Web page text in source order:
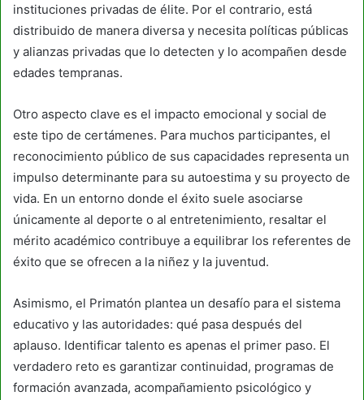
instituciones privadas de élite. Por el contrario, está
distribuido de manera diversa y necesita políticas públicas
y alianzas privadas que lo detecten y lo acompañen desde
edades tempranas.
Otro aspecto clave es el impacto emocional y social de
este tipo de certámenes. Para muchos participantes, el
reconocimiento público de sus capacidades representa un
impulso determinante para su autoestima y su proyecto de
vida. En un entorno donde el éxito suele asociarse
únicamente al deporte o al entretenimiento, resaltar el
mérito académico contribuye a equilibrar los referentes de
éxito que se ofrecen a la niñez y la juventud.
Asimismo, el Primatón plantea un desafío para el sistema
educativo y las autoridades: qué pasa después del
aplauso. Identificar talento es apenas el primer paso. El
verdadero reto es garantizar continuidad, programas de
formación avanzada, acompañamiento psicológico y